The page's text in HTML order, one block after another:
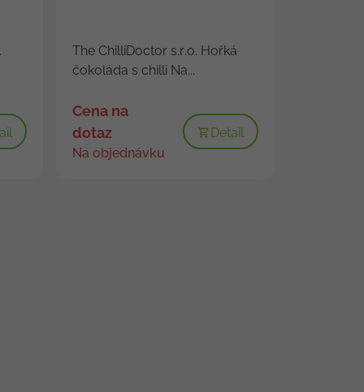
The ChilliDoctor s.r.o. Hořká
čokoláda s chilli Na...
Cena na
dotaz
Na objednávku
Detail